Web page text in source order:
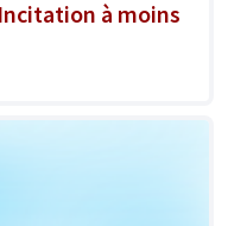
à moins